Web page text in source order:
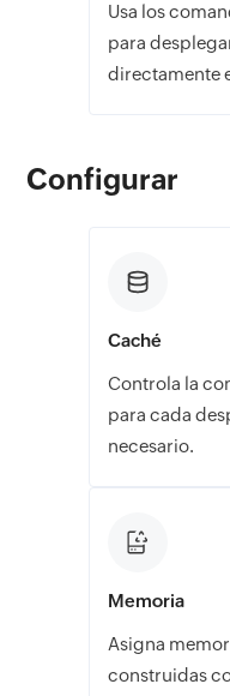
Usa los
para
directamente
Configurar
Caché
Controla la
para cada
necesario.
Memoria
Asigna
construidas